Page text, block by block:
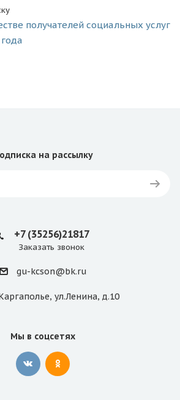
получателей социальных услуг
на рассылку
+7 (35256)21817
Заказать звонок
gu-kcson@bk.ru
ул.Ленина, д.10
Мы в соцсетях